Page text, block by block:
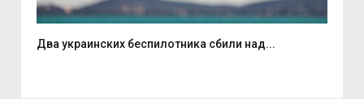
Два украинских беспилотника сбили над...